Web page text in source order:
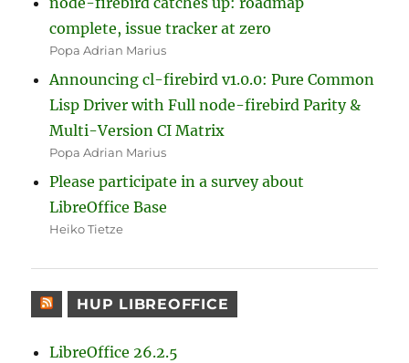
complete, issue tracker at zero
Popa Adrian Marius
Announcing cl-firebird v1.0.0: Pure Common
Lisp Driver with Full node-firebird Parity &
Multi-Version CI Matrix
Popa Adrian Marius
Please participate in a survey about
LibreOffice Base
Heiko Tietze
HUP LIBREOFFICE
LibreOffice 26.2.5